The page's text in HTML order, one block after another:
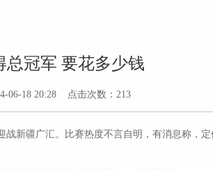
总冠军 要花多少钱
06-18 20:28 点击次数：213
新疆广汇。比赛热度不言自明，有消息称，定